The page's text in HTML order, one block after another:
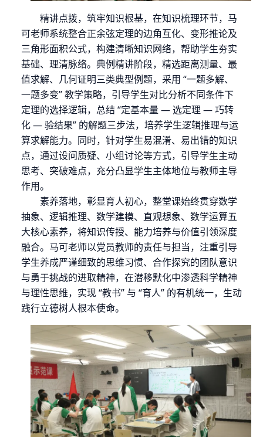
精讲点拨，筑牢知识根基，在知识梳理环节，马
可老师系统整合正余弦定理的边角互化、变形推论及
三角形面积公式，构建清晰知识网络，帮助学生夯实
基础、理清脉络。典例精讲阶段，精选距离测量、最
值求解、几何证明三类典型例题，采用 “一题多解、
一题多变” 教学策略，引导学生对比分析不同条件下
定理的选择逻辑，总结 “定基本量 — 选定理 — 巧转
化 — 验结果” 的解题三步法，培养学生逻辑推理与运
算求解能力。同时，针对学生易混淆、易出错的知识
点，通过设问质疑、小组讨论等方式，引导学生主动
思考、突破难点，充分凸显学生主体地位与教师主导
作用。
素养落地，彰显育人初心，整堂课始终贯穿数学
抽象、逻辑推理、数学建模、直观想象、数学运算五
大核心素养，将知识传授、能力培养与价值引领深度
融合。马可老师以党员教师的责任与担当，注重引导
学生养成严谨细致的思维习惯、合作探究的团队意识
与勇于挑战的进取精神，在潜移默化中渗透科学精神
与理性思维，实现“教书” 与 “育人” 的有机统一，生动
践行立德树人根本使命。